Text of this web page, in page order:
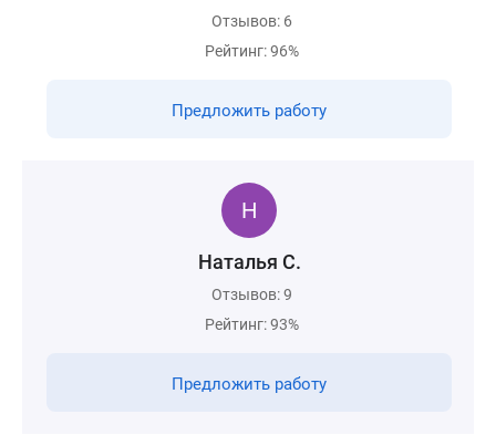
Отзывов: 6
Рейтинг: 96%
Предложить работу
Наталья С.
Отзывов: 9
Рейтинг: 93%
Предложить работу